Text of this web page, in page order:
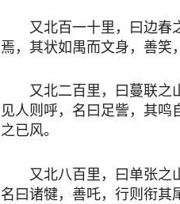
又北百一十里，曰边春
焉，其状如禺而文身，善笑
又北二百里，曰蔓联之
见人则呼，名曰足訾，其
之已风。
又北八百里，曰单张之
名曰诸犍，善吒，行则衔其